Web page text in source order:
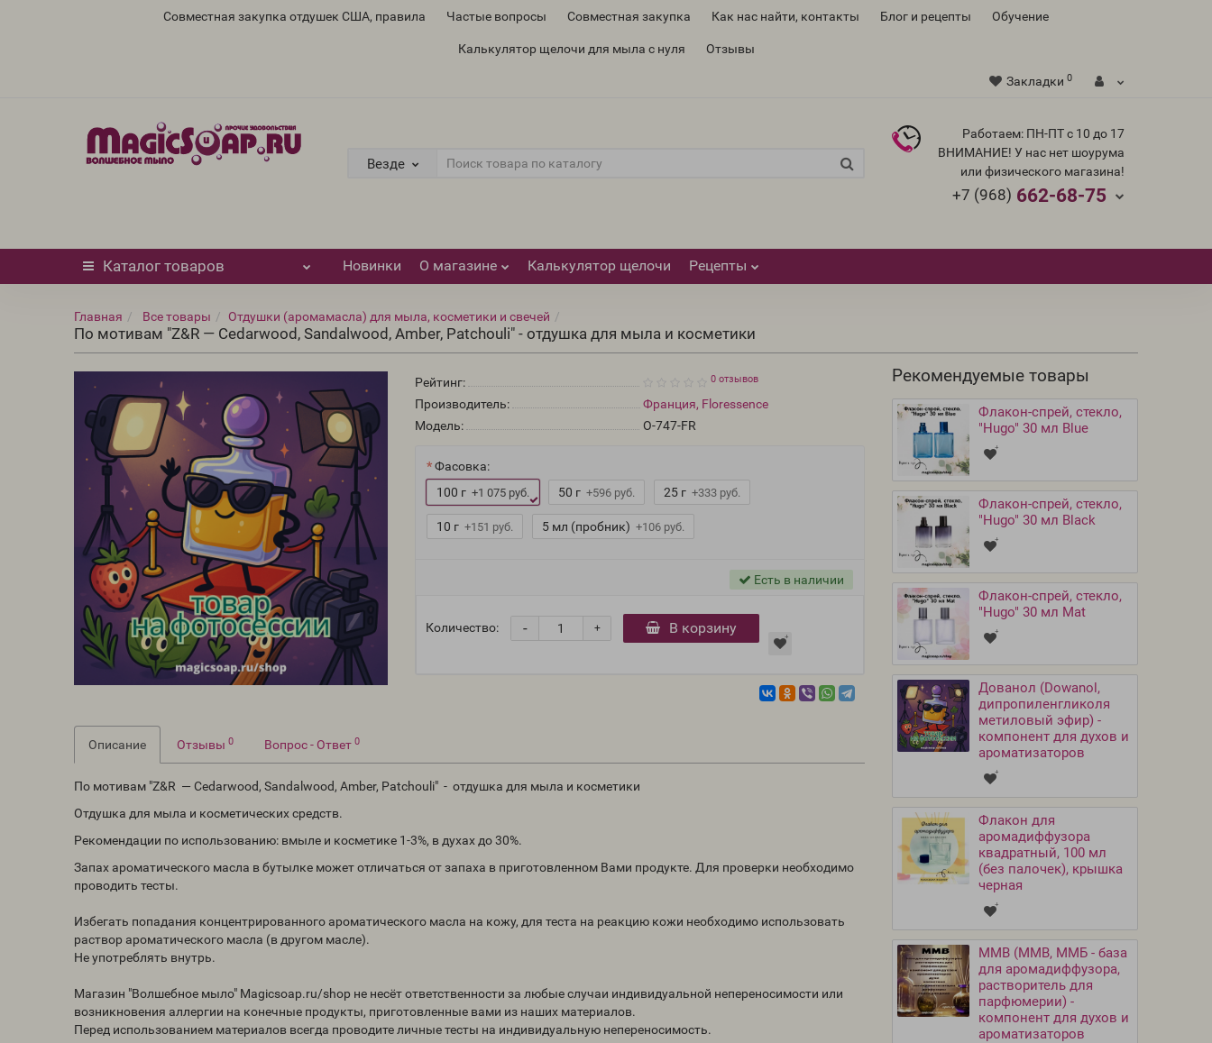
Совместная закупка отдушек США, правила Частые вопросы Совместная закупка Как нас найти, контакты Блог и рецепты Обучение
Калькулятор щелочи для мыла с нуля Отзывы
Закладки 0
Везде
Работаем: ПН-ПТ с 10 до 17
ВНИМАНИЕ! У нас нет шоурума
или физического магазина!
+7 (968) 662-68-75
Каталог товаров Новинки О магазине Калькулятор щелочи Рецепты
Главная Все товары Отдушки (аромамасла) для мыла, косметики и свечей
По мотивам "Z&R — Cedarwood, Sandalwood, Amber, Patchouli" - отдушка для мыла и косметики
Рейтинг: 0 отзывов
Производитель:
Франция, Floressence
Модель:
O-747-FR
Фасовка:
100 г +1 075 руб. 50 г +596 руб. 25 г +333 руб.
10 г +151 руб. 5 мл (пробник) +106 руб.
Есть в наличии
Количество: +
- В корзину
Описание Отзывы0 Вопрос - Ответ0
По мотивам "Z&R — Cedarwood, Sandalwood, Amber, Patchouli" - отдушка для мыла и косметики
Отдушка для мыла и косметических средств.
Рекомендации по использованию: вмыле и косметике 1-3%, в духах до 30%.
Запах ароматического масла в бутылке может отличаться от запаха в приготовленном Вами продукте. Для проверки необходимо
проводить тесты.
Избегать попадания концентрированного ароматического масла на кожу, для теста на реакцию кожи необходимо использовать
раствор ароматического масла (в другом масле).
Не употреблять внутрь.
Магазин "Волшебное мыло" Magicsoap.ru/shop не несёт ответственности за любые случаи индивидуальной непереносимости или
возникновения аллергии на конечные продукты, приготовленные вами из наших материалов.
Перед использованием материалов всегда проводите личные тесты на индивидуальную непереносимость.
Рекомендуемые товары
Флакон-спрей, стекло,
"Hugo" 30 мл Blue
Флакон-спрей, стекло,
"Hugo" 30 мл Black
Флакон-спрей, стекло,
"Hugo" 30 мл Mat
Дованол (Dowanol,
дипропиленгликоля
метиловый эфир) -
компонент для духов и
ароматизаторов
Флакон для
аромадиффузора
квадратный, 100 мл
(без палочек), крышка
черная
MMB (ММВ, ММБ - база
для аромадиффузора,
растворитель для
парфюмерии) -
компонент для духов и
ароматизаторов